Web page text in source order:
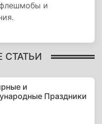
и
СТАТЬИ
и
Праздники